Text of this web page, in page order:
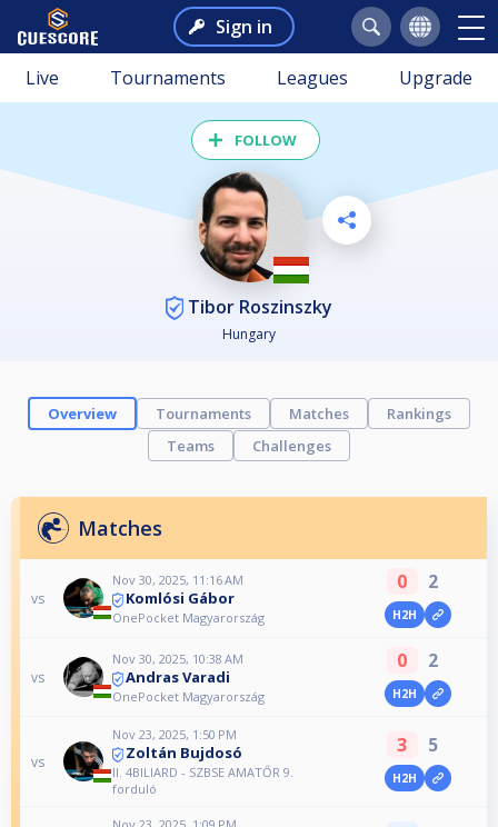
Sign in
Live Tournaments Leagues Upgrade
FOLLOW
Tibor Roszinszky
Hungary
Overview Tournaments Matches
Rankings
Teams
Challenges
Matches
vs
Nov 30, 2025, 11:16 AM
Komlósi Gábor
OnePocket Magyarország
0 2
H2H
vs
Nov 30, 2025, 10:38 AM
Andras Varadi
OnePocket Magyarország
0 2
H2H
vs
Nov 23, 2025, 1:50 PM
Zoltán Bujdosó
II. 4BILIARD - SZBSE AMATŐR 9.
forduló
3 5
H2H